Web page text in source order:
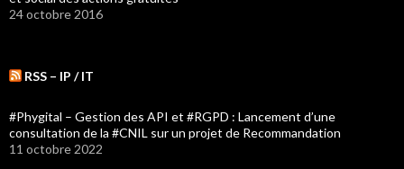
24 octobre 2016
RSS – IP / IT
#Phygital – Gestion des API et #RGPD : Lancement d’une
consultation de la #CNIL sur un projet de Recommandation
11 octobre 2022